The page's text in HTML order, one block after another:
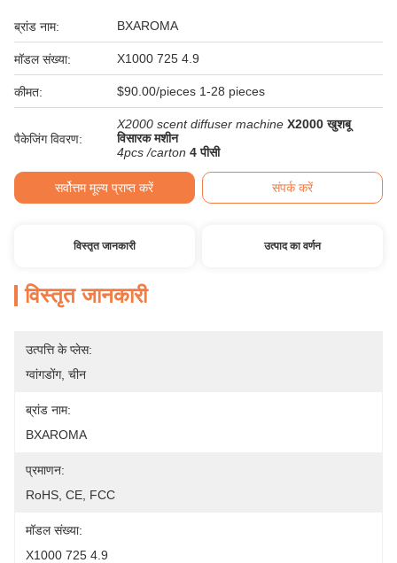
ब्रांड नाम: BXAROMA
मॉडल संख्या: X1000 725 4.9
कीमत: $90.00/pieces 1-28 pieces
पैकेजिंग विवरण:
X2000 scent diffuser machine X2000 खुशबू
विसारक मशीन
4pcs /carton 4 पीसी
सर्वोत्तम मूल्य प्राप्त करें संपर्क करें
विस्तृत जानकारी उत्पाद का वर्णन
विस्तृत जानकारी
उत्पत्ति के प्लेस:
ग्वांगडोंग, चीन
ब्रांड नाम:
BXAROMA
प्रमाणन:
RoHS, CE, FCC
मॉडल संख्या:
X1000 725 4.9